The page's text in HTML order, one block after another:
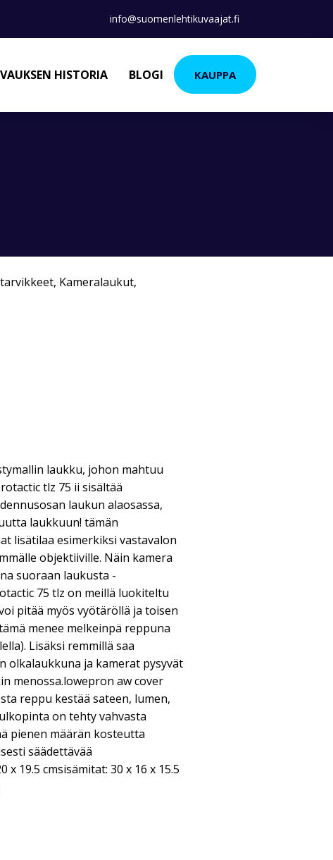
info@suomenlehtikuvaajat.fi
HISTORIA BLOGI KAUPPA
, Kameralaukut,
laukku, johon mahtuu
tlz 75 ii sisältää
laukun alaosassa,
laukkuun! tämän
lisätilaa esimerkiksi vastavalon
objektiiville. Näin kamera
suoraan laukusta -
75 tlz on meillä luokiteltu
pitää myös vyötäröllä ja toisen
menee melkeinpä reppuna
Lisäksi remmillä saa
olkalaukkuna ja kamerat pysyvät
menossa.lowepron aw cover
reppu kestää sateen, lumen,
on tehty vahvasta
pienen määrän kosteutta
säädettävää
x 19.5 cmsisämitat: 30 x 16 x 15.5